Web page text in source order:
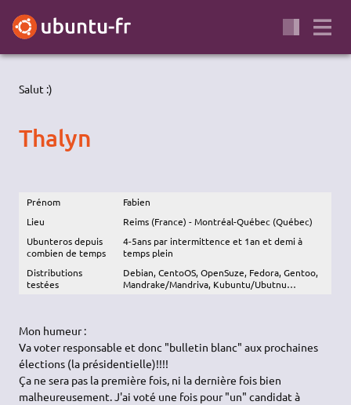
Salut :)
Thalyn
Prénom
Fabien
Lieu
Reims (France) - Montréal-Québec (Québec)
Ubunteros depuis
combien de temps
4-5ans par intermittence et 1an et demi à
temps plein
Distributions
testées
Debian, CentoOS, OpenSuze, Fedora, Gentoo,
Mandrake/Mandriva, Kubuntu/Ubutnu…
Mon humeur :
Va voter responsable et donc "bulletin blanc" aux prochaines
élections (la présidentielle)!!!!
Ça ne sera pas la première fois, ni la dernière fois bien
malheureusement. J'ai voté une fois pour "un" candidat à